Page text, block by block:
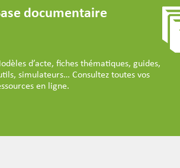
documentaire
d’acte, fiches thématiques, guides,
simulateurs… Consultez toutes vos
en ligne.